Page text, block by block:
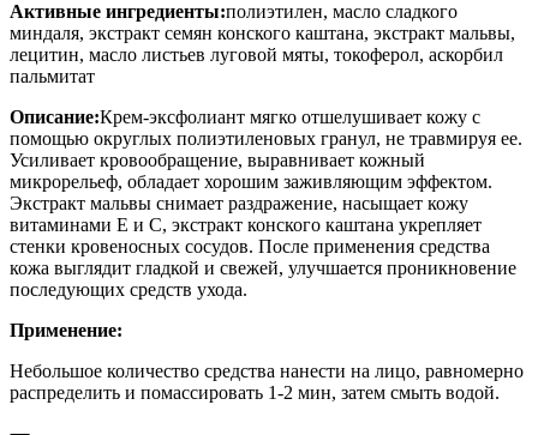
Активные ингредиенты:полиэтилен, масло сладкого
миндаля, экстракт семян конского каштана, экстракт мальвы,
лецитин, масло листьев луговой мяты, токоферол, аскорбил
пальмитат
Описание:Крем-эксфолиант мягко отшелушивает кожу с
помощью округлых полиэтиленовых гранул, не травмируя ее.
Усиливает кровообращение, выравнивает кожный
микрорельеф, обладает хорошим заживляющим эффектом.
Экстракт мальвы снимает раздражение, насыщает кожу
витаминами Е и С, экстракт конского каштана укрепляет
стенки кровеносных сосудов. После применения средства
кожа выглядит гладкой и свежей, улучшается проникновение
последующих средств ухода.
Применение:
Небольшое количество средства нанести на лицо, равномерно
распределить и помассировать 1-2 мин, затем смыть водой.